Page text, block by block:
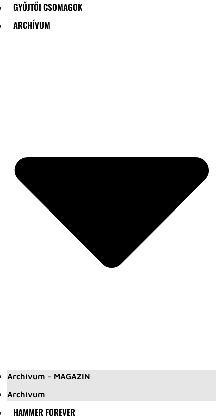
GYŰJTŐI CSOMAGOK
ARCHÍVUM
Archívum – MAGAZIN
Archívum
HAMMER FOREVER